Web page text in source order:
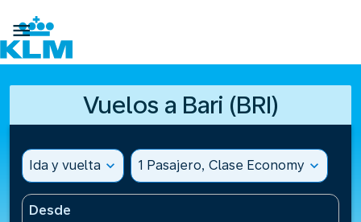

Vuelos a Bari (BRI)
Ida y vuelta expand_more 1 Pasajero, Clase Economy expand_more
Desde